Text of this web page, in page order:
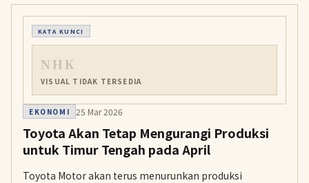
diperlukan jika konflik Timur Tengah memicu inflasi.
KATA KUNCI
NHK
VISUAL TIDAK TERSEDIA
EKONOMI 25 Mar 2026
Toyota Akan Tetap Mengurangi Produksi
untuk Timur Tengah pada April
Toyota Motor akan terus menurunkan produksi